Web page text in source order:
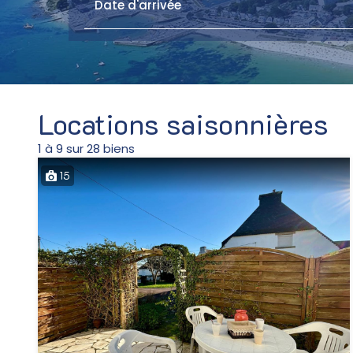
Locations saisonnières
1 à 9 sur 28 biens
15